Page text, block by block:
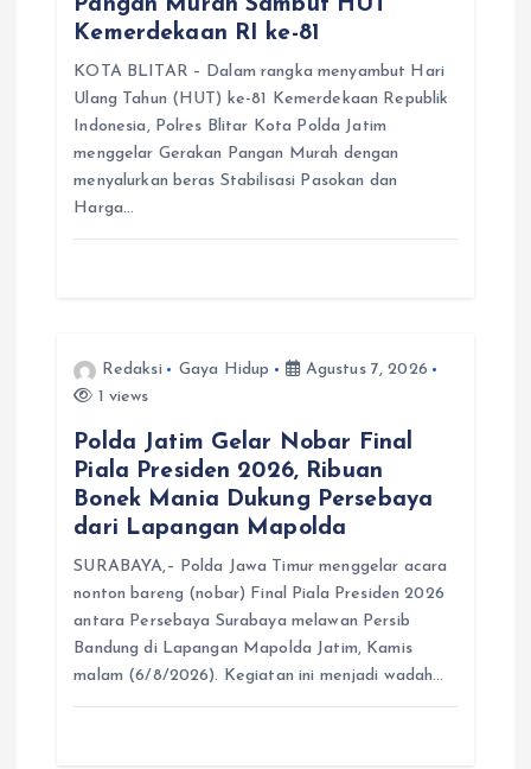
Kemerdekaan RI ke-81
KOTA BLITAR – Dalam rangka menyambut Hari
Ulang Tahun (HUT) ke-81 Kemerdekaan Republik
Indonesia, Polres Blitar Kota Polda Jatim
menggelar Gerakan Pangan Murah dengan
menyalurkan beras Stabilisasi Pasokan dan
Harga…
Redaksi Gaya Hidup
Agustus 7, 2026
1 views
Polda Jatim Gelar Nobar Final
Piala Presiden 2026, Ribuan
Bonek Mania Dukung Persebaya
dari Lapangan Mapolda
SURABAYA,– Polda Jawa Timur menggelar acara
nonton bareng (nobar) Final Piala Presiden 2026
antara Persebaya Surabaya melawan Persib
Bandung di Lapangan Mapolda Jatim, Kamis
malam (6/8/2026). Kegiatan ini menjadi wadah…